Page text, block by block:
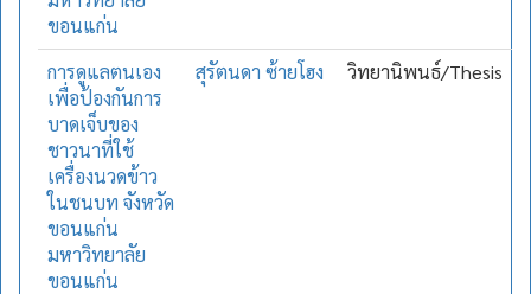
ขอนแก่น
การดูแลตนเอง
เพื่อป้องกันการ
บาดเจ็บของ
ชาวนาที่ใช้
เครื่องนวดข้าว
ในชนบท จังหวัด
ขอนแก่น
มหาวิทยาลัย
ขอนแก่น
สุรัตนดา ซ้ายโฮง วิทยานิพนธ์/Thesis